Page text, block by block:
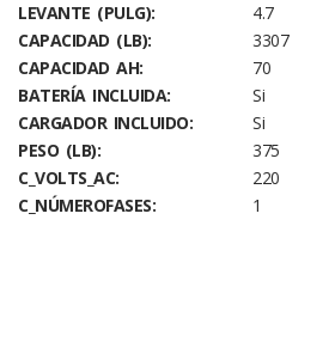
LEVANTE (PULG):
4.7
CAPACIDAD (LB):
3307
CAPACIDAD AH:
70
BATERÍA INCLUIDA:
Si
CARGADOR INCLUIDO:
Si
PESO (LB):
375
C_VOLTS_AC:
220
C_NÚMEROFASES:
1